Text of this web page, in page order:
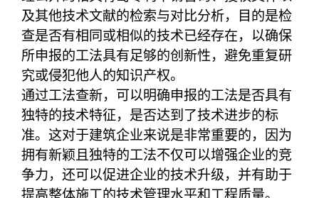
及其他技术文献的检索与对比分析，目的是检
查是否有相同或相似的技术已经存在，以确保
所申报的工法具有足够的创新性，避免重复研
究或侵犯他人的知识产权。
通过工法查新，可以明确申报的工法是否具有
独特的技术特征，是否达到了技术进步的标
准。这对于建筑企业来说是非常重要的，因为
拥有新颖且独特的工法不仅可以增强企业的竞
争力，还可以促进企业的技术升级，并有助于
提高整体施工的技术管理水平和工程质量。